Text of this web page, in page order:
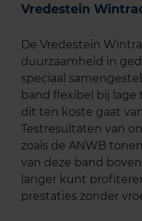
Vredestein
De Vredestein
duurzaamheid in
speciaal
band flexibel bij
dit ten koste gaat
Testresultaten van
zoals de ANWB
van deze band
langer kunt
prestaties zonder